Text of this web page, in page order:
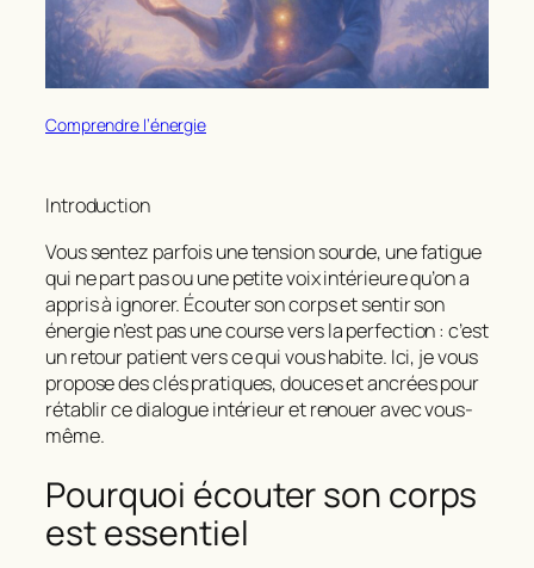
Comprendre l’énergie
Introduction
Vous sentez parfois une tension sourde, une fatigue
qui ne part pas ou une petite voix intérieure qu’on a
appris à ignorer. Écouter son corpsetsentir son
énergien’est pas une course vers la perfection : c’est
un retour patient vers ce qui vous habite. Ici, je vous
propose des clés pratiques, douces et ancrées pour
rétablir ce dialogue intérieur etrenouer avec vous-
même.
Pourquoi écouter son corps
est essentiel